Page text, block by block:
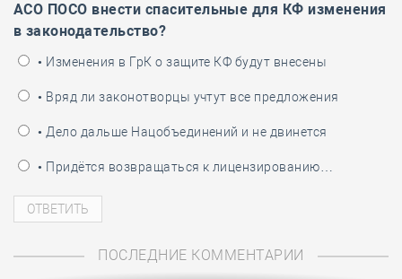
АСО ПОСО внести спасительные для КФ изменения
в законодательство?
• Изменения в ГрК о защите КФ будут внесены
• Вряд ли законотворцы учтут все предложения
• Дело дальше Нацобъединений и не двинется
• Придётся возвращаться к лицензированию…
ПОСЛЕДНИЕ КОММЕНТАРИИ